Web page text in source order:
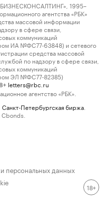
1995–
агентства «РБК»
массовой информации
в сфере связи,
коммуникаций
ИА №ФС77-63848) и сетевого
средства массовой
по надзору в сфере связи,
коммуникаций
ЭЛ №ФС77-82385)
letters@rbc.ru
агентство «РБК».
Санкт-Петербургская биржа
персональных данных
18+